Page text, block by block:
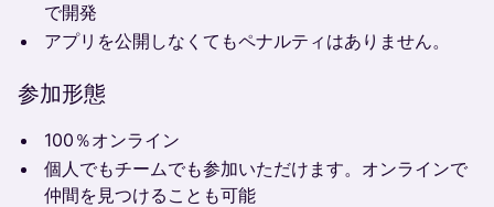
で開発
アプリを公開しなくてもペナルティはありません。
参加形態
100％オンライン
個人でもチームでも参加いただけます。オンラインで
仲間を見つけることも可能